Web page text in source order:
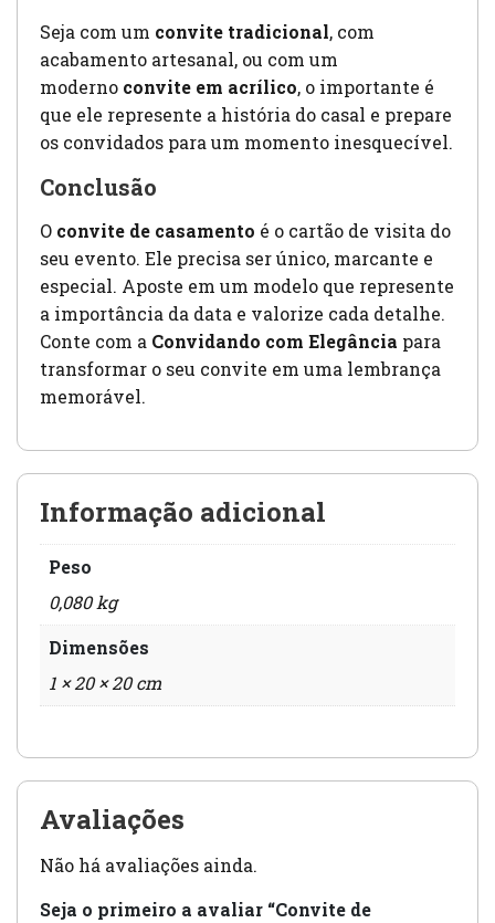
Seja com um convite tradicional, com
acabamento artesanal, ou com um
moderno convite em acrílico, o importante é
que ele represente a história do casal e prepare
os convidados para um momento inesquecível.
Conclusão
O convite de casamento é o cartão de visita do
seu evento. Ele precisa ser único, marcante e
especial. Aposte em um modelo que represente
a importância da data e valorize cada detalhe.
Conte com a Convidando com Elegância para
transformar o seu convite em uma lembrança
memorável.
Informação adicional
Peso
0,080 kg
Dimensões
1 × 20 × 20 cm
Avaliações
Não há avaliações ainda.
Seja o primeiro a avaliar “Convite de